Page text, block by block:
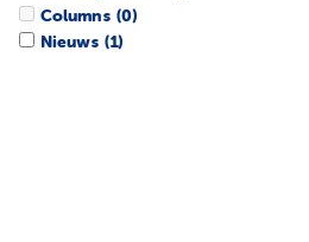
Columns (0)
Nieuws (1)